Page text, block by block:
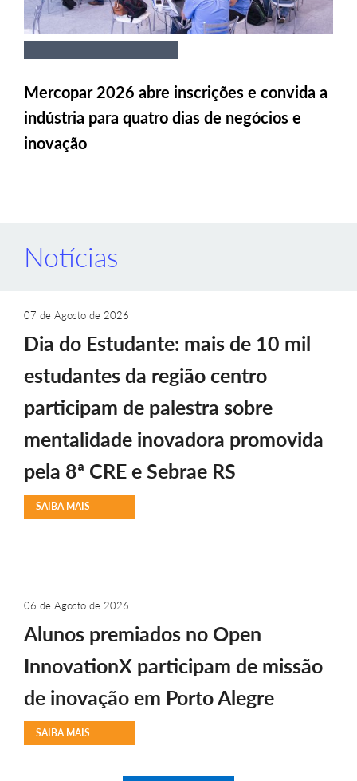
Mercopar 2026 abre inscrições e convida a
indústria para quatro dias de negócios e
inovação
Notícias
07 de Agosto de 2026
Dia do Estudante: mais de 10 mil
estudantes da região centro
participam de palestra sobre
mentalidade inovadora promovida
pela 8ª CRE e Sebrae RS
SAIBA MAIS
06 de Agosto de 2026
Alunos premiados no Open
InnovationX participam de missão
de inovação em Porto Alegre
SAIBA MAIS